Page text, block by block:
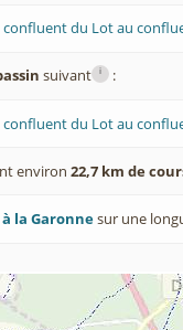
confluent du Lot au
suivant i :
confluent du Lot au
environ 22,7 km de
la Garonnesur une